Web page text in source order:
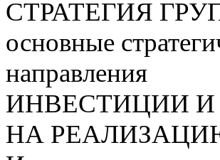
СТРАТЕГИЯ
основные
направления
ИНВЕСТИЦИИ И
НА